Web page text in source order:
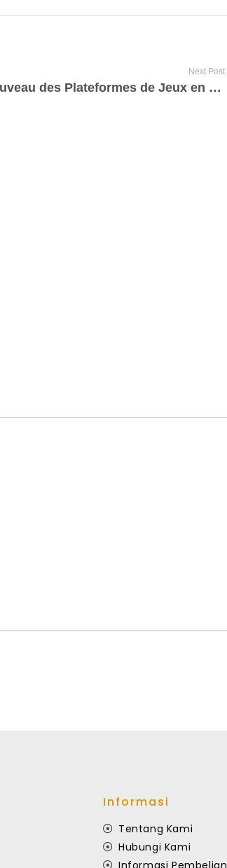
Next Post
Le Renouveau des Plateformes de Jeux en Ligne : La Transition vers la Mobile-First avec Taggio
Informasi
Tentang Kami
Hubungi Kami
Informasi Pembelian